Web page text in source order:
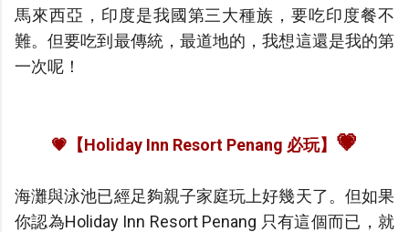
馬來西亞，印度是我國第三大種族，要吃印度餐不
難。但要吃到最傳統，最道地的，我想這還是我的第
一次呢！
💗 【Holiday Inn Resort Penang 必玩】 💗
海灘與泳池已經足夠親子家庭玩上好幾天了。但如果
你認為Holiday Inn Resort Penang 只有這個而已，就